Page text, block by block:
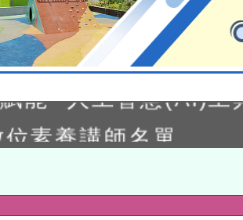
理115年度閱讀磐
位素養講師名單
陸委員會函釋公務